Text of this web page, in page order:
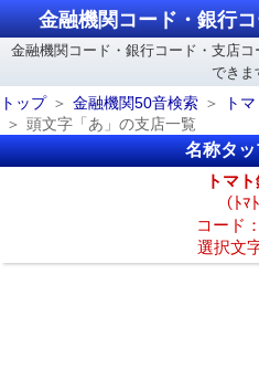
金融機関コード・銀行
金融機関コード・銀行コード・支店
できま
トップ
金融機関50音検索
ト
頭文字「あ」の支店一覧
名称タ
トマ
（ﾄﾏ
コード：
選択文